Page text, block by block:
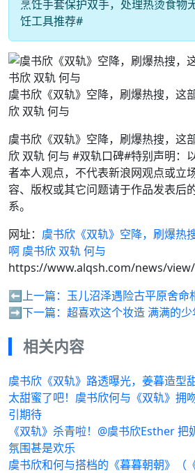
烹饪手套保护双手，处理热烫食物
饪工具推荐#
虞书欣《双轨》空降，刷爆热搜，这
欣 双轨 何与
虞书欣《双轨》空降，刷爆热搜，这
欣 双轨 何与 #双轨口碑#特别声明：
者本人观点，不代表新浪网观点或立
容、版权或其它问题请于作品发表后
系。
网址： 虞书欣《双轨》空降，刷爆热
啊 虞书欣 双轨 何与
https://www.alqsh.com/news/
⬅️上一篇： 玉儿沼泽遇险古平原舍命
➡️下一篇： 超喜欢这个妆造 满满的
相关内容
虞书欣《双轨》路透曝光，姜暮造型
太甜蜜了吧！虞书欣何与《双轨》拥
引期待
《双轨》杀青啦！@虞书欣Esther 把
氛围甚是欢乐
虞书欣和何与搭档的《暮暮朝朝》（